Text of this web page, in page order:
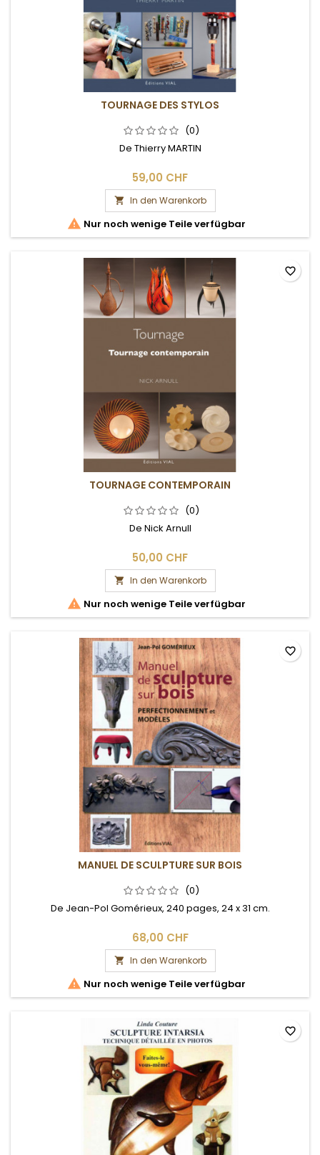
TOURNAGE DES STYLOS
(0)
De Thierry MARTIN
59,00 CHF
 In den Warenkorb
 Nur noch wenige Teile verfügbar
TOURNAGE CONTEMPORAIN
(0)
De Nick Arnull
50,00 CHF
 In den Warenkorb
 Nur noch wenige Teile verfügbar
favorite_border
MANUEL DE SCULPTURE SUR BOIS
(0)
De Jean-Pol Gomérieux, 240 pages, 24 x 31 cm.
68,00 CHF
 In den Warenkorb
 Nur noch wenige Teile verfügbar
favorite_border
favorite_border